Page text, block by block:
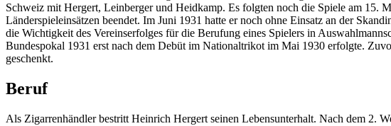
Schweiz mit Hergert, Leinberger und Heidkamp. Es folgten noch die Spiele am 15.
Länderspieleinsätzen beendet. Im Juni 1931 hatte er noch ohne Einsatz an der
die Wichtigkeit des Vereinserfolges für die Berufung eines Spielers in
Bundespokal 1931 erst nach dem Debüt im Nationaltrikot im Mai 1930 erfolgte.
geschenkt.
Beruf
Als Zigarrenhändler bestritt Heinrich Hergert seinen Lebensunterhalt. Nach dem 2.